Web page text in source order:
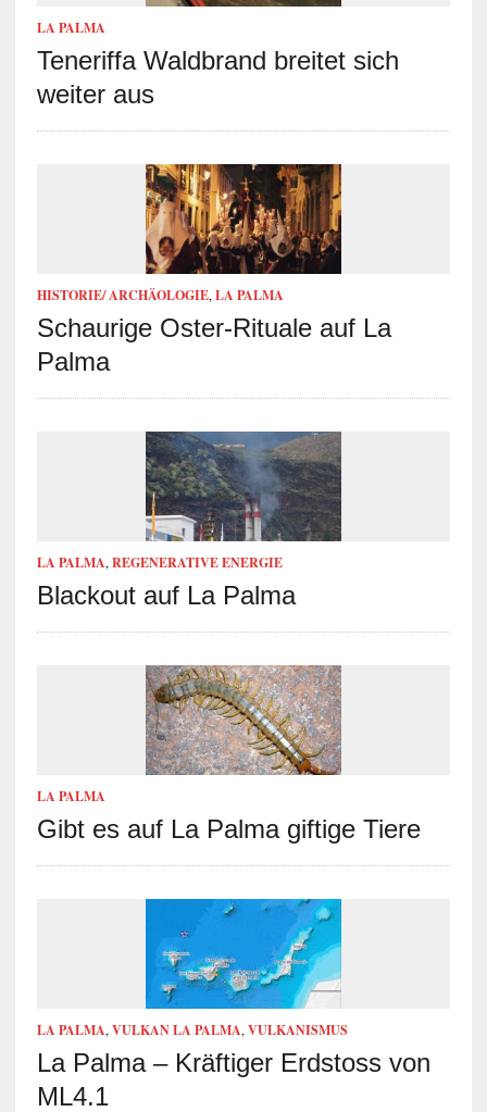
LA PALMA
Teneriffa Waldbrand breitet sich
weiter aus
HISTORIE/ ARCHÄOLOGIE, LA PALMA
Schaurige Oster-Rituale auf La
Palma
LA PALMA, REGENERATIVE ENERGIE
Blackout auf La Palma
LA PALMA
Gibt es auf La Palma giftige Tiere
LA PALMA, VULKAN LA PALMA, VULKANISMUS
La Palma – Kräftiger Erdstoss von
ML4.1